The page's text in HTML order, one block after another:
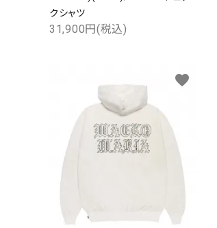
クシャツ
31,900円(税込)
favorite